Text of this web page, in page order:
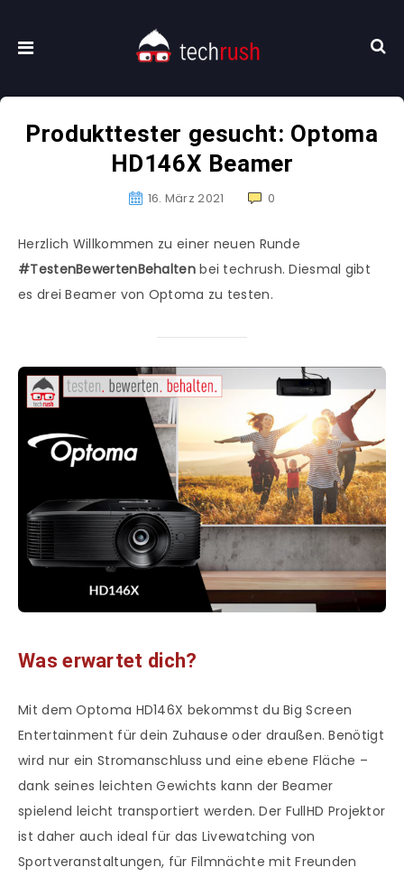
Produkttester gesucht: Optoma
HD146X Beamer
16. März 2021 0
Herzlich Willkommen zu einer neuen Runde
#TestenBewertenBehaltenbei techrush. Diesmal gibt
es drei Beamer von Optoma zu testen.
Was erwartet dich?
Mit dem Optoma HD146X bekommst du Big Screen
Entertainment für dein Zuhause oder draußen. Benötigt
wird nur ein Stromanschluss und eine ebene Fläche –
dank seines leichten Gewichts kann der Beamer
spielend leicht transportiert werden. Der FullHD Projektor
ist daher auch ideal für das Livewatching von
Sportveranstaltungen, für Filmnächte mit Freunden